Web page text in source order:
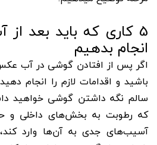
5 کاری که باید بعد
انجام بدهیم
اگر پس از افتادن گوشی در آب
باشید و اقدامات لازم را انجام
سالم نگه داشتن گوشی خواهید
که رطوبت به بخش‌های داخلی
آسیب‌های جدی به آن‌ها وارد